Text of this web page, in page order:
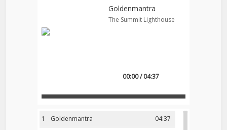
Goldenmantra
The Summit Lighthouse
00:00 / 04:37
1 04:37
Goldenmantra